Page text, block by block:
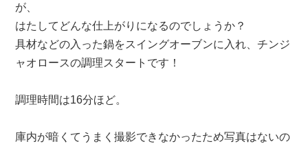
が、
はたしてどんな仕上がりになるのでしょうか？
具材などの入った鍋をスイングオーブンに入れ、チンジ
ャオロースの調理スタートです！
調理時間は16分ほど。
庫内が暗くてうまく撮影できなかったため写真はないの